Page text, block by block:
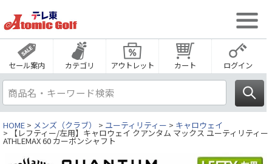
セール案内 カテゴリ アウトレット カート ログイン
HOME メンズ（クラブ） ユーティリティー キャロウェイ
【レフティー/左用】キャロウェイ クアンタム マックス ユーティリティー
ATHLEMAX 60 カーボンシャフト